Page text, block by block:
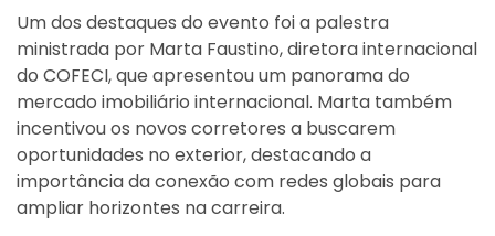
Um dos destaques do evento foi a palestra
ministrada por Marta Faustino, diretora internacional
do COFECI, que apresentou um panorama do
mercado imobiliário internacional. Marta também
incentivou os novos corretores a buscarem
oportunidades no exterior, destacando a
importância da conexão com redes globais para
ampliar horizontes na carreira.